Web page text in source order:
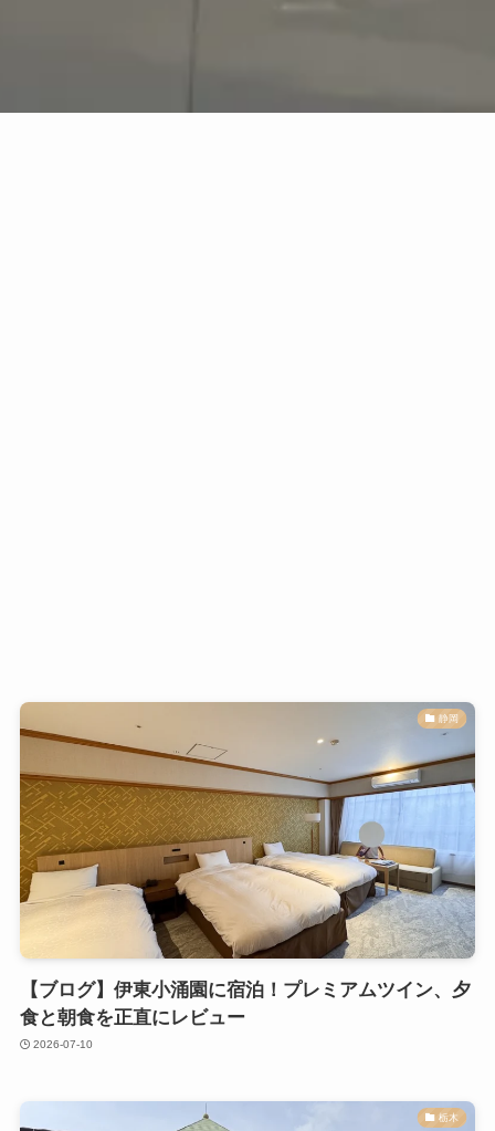
静岡
【ブログ】伊東小涌園に宿泊！プレミアムツイン、夕
食と朝食を正直にレビュー
2026-07-10
栃木